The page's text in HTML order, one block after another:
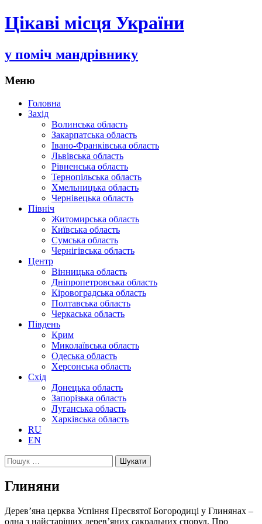
Цікаві місця України
у поміч мандрівнику
Меню
Переміститись
Головна
Захід
Волинська область
Закарпатська область
Івано-Франківська область
Львівська область
Рівненська область
Тернопільська область
Хмельницька область
Чернівецька область
Північ
Житомирська область
Київська область
Сумська область
Чернігівська область
Центр
Вінницька область
Дніпропетровська область
Кіровоградська область
Полтавська область
Черкаська область
Південь
Крим
Миколаївська область
Одеська область
Херсонська область
Схід
Донецька область
Запорізька область
Луганська область
Харківська область
RU
EN
Пошук:
Глиняни
Дерев’яна церква Успіння Пресвятої Богородиці у Глинянах –
одна з найстаріших дерев’яних сакральних споруд. Про